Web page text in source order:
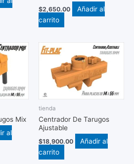
$2,650.00
Añadir al
carrito
Mix
al
tienda
Centrador De Tarugos
Ajustable
$18,900.00
Añadir al
carrito